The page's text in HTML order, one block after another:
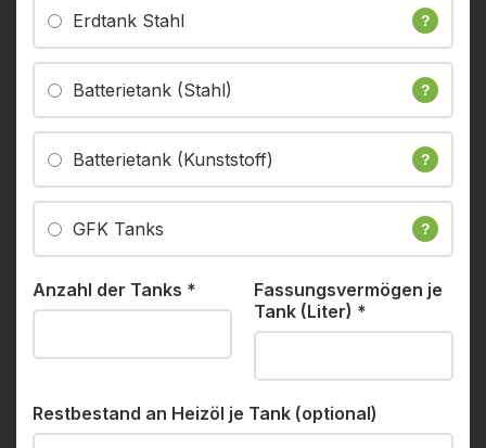
Erdtank Stahl ?
Batterietank (Stahl) ?
Batterietank (Kunststoff) ?
GFK Tanks ?
Anzahl der Tanks *
Fassungsvermögen je
Tank (Liter) *
Restbestand an Heizöl je Tank (optional)